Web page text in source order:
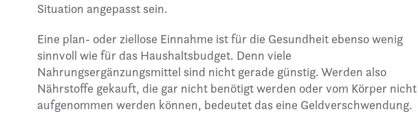
Situation angepasst sein.
Eine plan- oder ziellose Einnahme ist für die Gesundheit ebenso wenig
sinnvoll wie für das Haushaltsbudget. Denn viele
Nahrungsergänzungsmittel sind nicht gerade günstig. Werden also
Nährstoffe gekauft, die gar nicht benötigt werden oder vom Körper nicht
aufgenommen werden können, bedeutet das eine Geldverschwendung.